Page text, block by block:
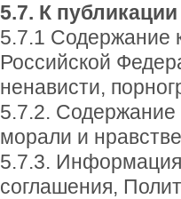
5.7. К
5.7.1 Содержание
Российской
ненависти,
5.7.2.
морали и
5.7.3. Информация
соглашения,